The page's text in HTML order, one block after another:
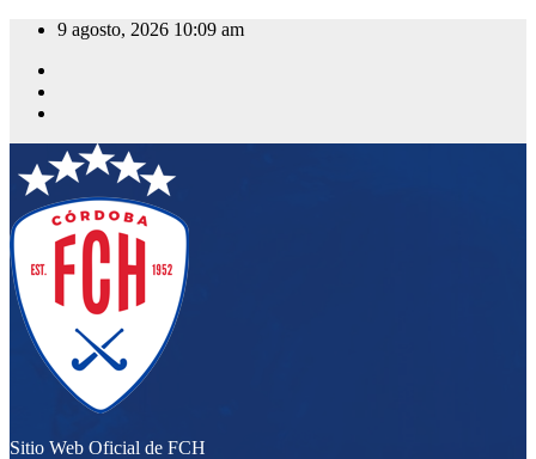
Saltar
contenido
9 agosto, 2026 10:09 am
Sitio Web Oficial de FCH